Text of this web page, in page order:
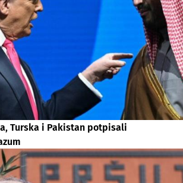
Turska i Pakistan potpisali